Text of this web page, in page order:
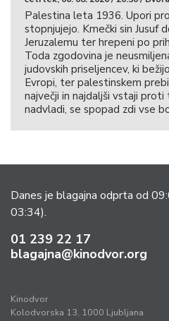
Palestina leta 1936. Upori
stopnjujejo. Kmečki sin Jusuf
Jeruzalemu ter hrepeni po
Toda zgodovina je
judovskih priseljencev, ki
Evropi, ter palestinskem
največji in najdaljši vstaji
nadvladi, se spopad zdi vse
Danes je blagajna odprta od
03:34).
01 239 22 17
blagajna@kinodvor.org
Kinodvor
Kolodvorska 13, 1000 Ljubljana